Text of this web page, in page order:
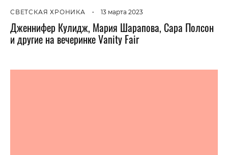
СВЕТСКАЯ ХРОНИКА • 13 марта 2023
Дженнифер Кулидж, Мария Шарапова, Сара Полсон
и другие на вечеринке Vanity Fair